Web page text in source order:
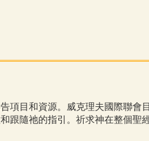
項目和資源。威克理夫國際聯會
跟隨祂的指引。祈求神在整個聖